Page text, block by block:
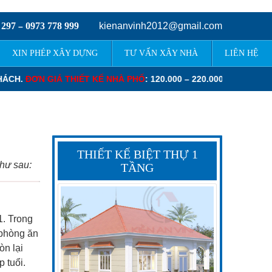
– 0973 778 999 kienanvinh2012@gmail.com
XIN PHÉP XÂY DỰNG TƯ VẤN XÂY NHÀ LIÊN HỆ
: 120.000 – 220.000 VNĐ/M2.ĐƠN GIÁ THIẾT KẾ BIỆT THỰ
sau:
Trong
ăn
lại
tuổi.
THIẾT KẾ BIỆT THỰ 1
TẦNG